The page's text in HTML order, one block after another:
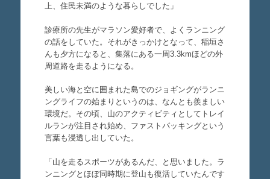
上、住民未満のような暮らしでした」
診療所の先生がマラソン愛好者で、よくランニング
の話をしていた。それがきっかけとなって、稲垣さ
んも夕方になると、集落にある一周3.3kmほどの外
周道路を走るようになる。
美しい海と空に囲まれた島でのジョギングがランニ
ングライフの始まりというのは、なんとも羨ましい
環境だ。その頃、山のアクティビティとしてトレイ
ルランが注目され始め、ファストパッキングという
言葉も浸透し出していた。
「山を走るスポーツがあるんだ、と思いました。ラ
ンニングとほぼ同時期に登山も復活していたんです